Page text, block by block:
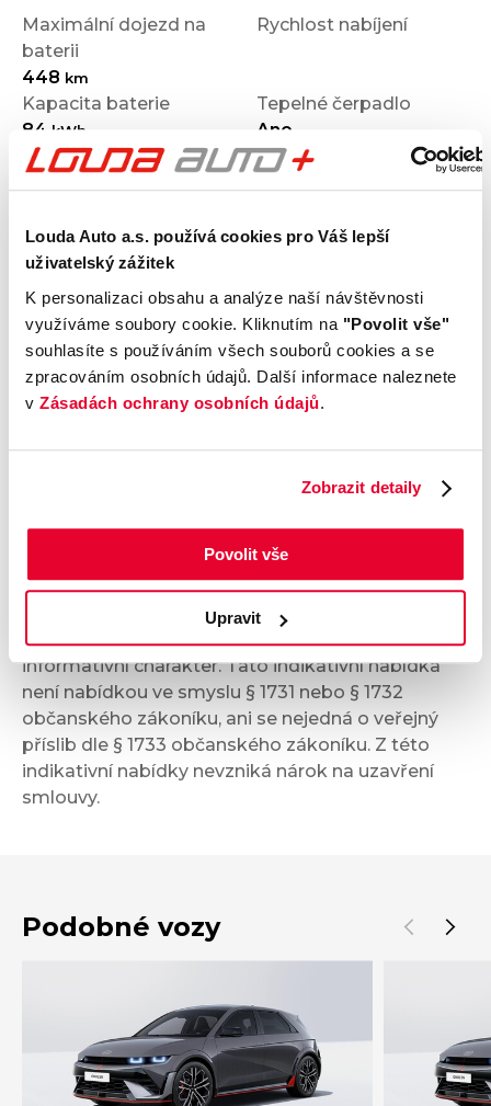
Louda Auto a.s. používá cookies pro Váš lepší
uživatelský zážitek
K personalizaci obsahu a analýze naší návštěvnosti
využíváme soubory cookie. Kliknutím na "Povolit vše"
souhlasíte s používáním všech souborů cookies a se
zpracováním osobních údajů. Další informace naleznete
v Zásadách ochrany osobních údajů.
Zobrazit detaily
Povolit vše
Upravit
Maximální dojezd na
baterii
448 km
Rychlost nabíjení
Kapacita baterie
84 kWh
Tepelné čerpadlo
Ano
Vozidlo jako zdroj
Předehřev baterie
Výbava
Vnější vzhled a výbava
Komfort
Multimédia
Údaje obsažené v této kartě vozu mají
informativní charakter. Tato indikativní nabídka
není nabídkou ve smyslu § 1731 nebo § 1732
občanského zákoníku, ani se nejedná o veřejný
příslib dle § 1733 občanského zákoníku. Z této
indikativní nabídky nevzniká nárok na uzavření
smlouvy.
Podobné vozy